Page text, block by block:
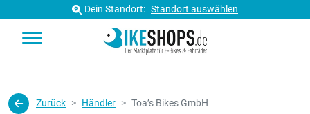
Dein Standort: Standort auswählen
Zurück Händler Toa’s Bikes GmbH